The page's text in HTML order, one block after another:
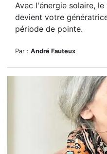
Avec l'énergie solaire,
devient votre
période de pointe.
Par : André Fauteux